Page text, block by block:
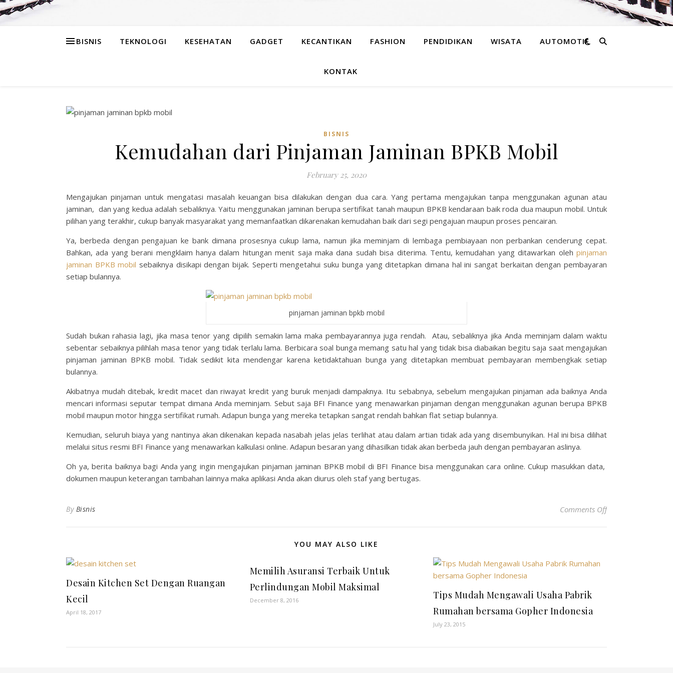
BISNIS TEKNOLOGI KESEHATAN GADGET KECANTIKAN FASHION PENDIDIKAN WISATA AUTOMOTIF
KONTAK
BISNIS
Kemudahan dari Pinjaman Jaminan BPKB Mobil
February 25, 2020
Mengajukan pinjaman untuk mengatasi masalah keuangan bisa dilakukan dengan dua cara. Yang pertama mengajukan tanpa menggunakan agunan atau
jaminan, dan yang kedua adalah sebaliknya. Yaitu menggunakan jaminan berupa sertifikat tanah maupun BPKB kendaraan baik roda dua maupun mobil. Untuk
pilihan yang terakhir, cukup banyak masyarakat yang memanfaatkan dikarenakan kemudahan baik dari segi pengajuan maupun proses pencairan.
Ya, berbeda dengan pengajuan ke bank dimana prosesnya cukup lama, namun jika meminjam di lembaga pembiayaan non perbankan cenderung cepat.
Bahkan, ada yang berani mengklaim hanya dalam hitungan menit saja maka dana sudah bisa diterima. Tentu, kemudahan yang ditawarkan oleh pinjaman
jaminan BPKB mobil sebaiknya disikapi dengan bijak. Seperti mengetahui suku bunga yang ditetapkan dimana hal ini sangat berkaitan dengan pembayaran
setiap bulannya.
pinjaman jaminan bpkb mobil
Sudah bukan rahasia lagi, jika masa tenor yang dipilih semakin lama maka pembayarannya juga rendah. Atau, sebaliknya jika Anda meminjam dalam waktu
sebentar sebaiknya pilihlah masa tenor yang tidak terlalu lama. Berbicara soal bunga memang satu hal yang tidak bisa diabaikan begitu saja saat mengajukan
pinjaman jaminan BPKB mobil. Tidak sedikit kita mendengar karena ketidaktahuan bunga yang ditetapkan membuat pembayaran membengkak setiap
bulannya.
Akibatnya mudah ditebak, kredit macet dan riwayat kredit yang buruk menjadi dampaknya. Itu sebabnya, sebelum mengajukan pinjaman ada baiknya Anda
mencari informasi seputar tempat dimana Anda meminjam. Sebut saja BFI Finance yang menawarkan pinjaman dengan menggunakan agunan berupa BPKB
mobil maupun motor hingga sertifikat rumah. Adapun bunga yang mereka tetapkan sangat rendah bahkan flat setiap bulannya.
Kemudian, seluruh biaya yang nantinya akan dikenakan kepada nasabah jelas jelas terlihat atau dalam artian tidak ada yang disembunyikan. Hal ini bisa dilihat
melalui situs resmi BFI Finance yang menawarkan kalkulasi online. Adapun besaran yang dihasilkan tidak akan berbeda jauh dengan pembayaran aslinya.
Oh ya, berita baiknya bagi Anda yang ingin mengajukan pinjaman jaminan BPKB mobil di BFI Finance bisa menggunakan cara online. Cukup masukkan data,
dokumen maupun keterangan tambahan lainnya maka aplikasi Anda akan diurus oleh staf yang bertugas.
By Bisnis Comments Offon Kemudahan
YOU MAY ALSO LIKE
Desain Kitchen Set Dengan Ruangan
Kecil
April 18, 2017
Memilih Asuransi Terbaik Untuk
Perlindungan Mobil Maksimal
December 8, 2016
Tips Mudah Mengawali Usaha Pabrik
Rumahan bersama Gopher Indonesia
July 23, 2015